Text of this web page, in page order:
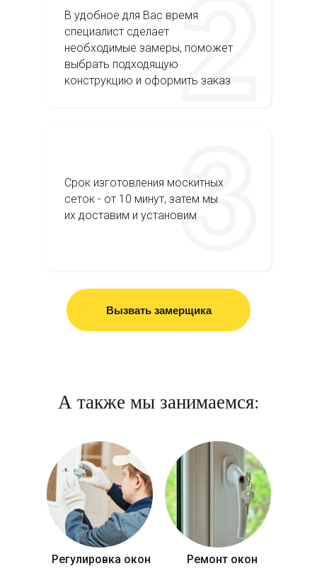
В удобное для Вас время
специалист сделает
необходимые замеры, поможет
выбрать подходящую
конструкцию и оформить заказ
Срок изготовления москитных
сеток - от 10 минут, затем мы
их доставим и установим
Вызвать замерщика
А также мы занимаемся:
Регулировка окон Ремонт окон